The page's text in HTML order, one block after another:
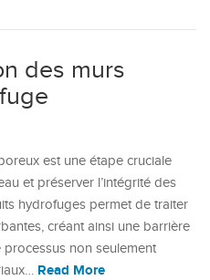
des murs
est une étape cruciale
et préserver l’intégrité des
hydrofuges permet de traiter
créant ainsi une barrière
processus non seulement
Read More